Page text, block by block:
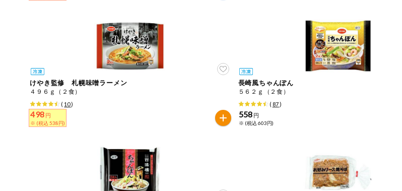
ペット
先着限定企画
スマート・ワ
けやき監修 札幌味噌ラーメン
４９６ｇ（２食）
( 10)
498 円
※ (税込 538円)
長崎風ちゃんぽん
５６２ｇ（２食）
( 87)
558 円
※ (税込 603円)